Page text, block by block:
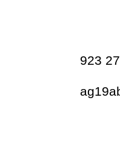
923